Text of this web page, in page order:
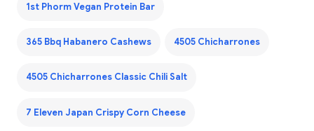
1st Phorm Vegan Protein Bar
365 Bbq Habanero Cashews 4505 Chicharrones
4505 Chicharrones Classic Chili Salt
7 Eleven Japan Crispy Corn Cheese